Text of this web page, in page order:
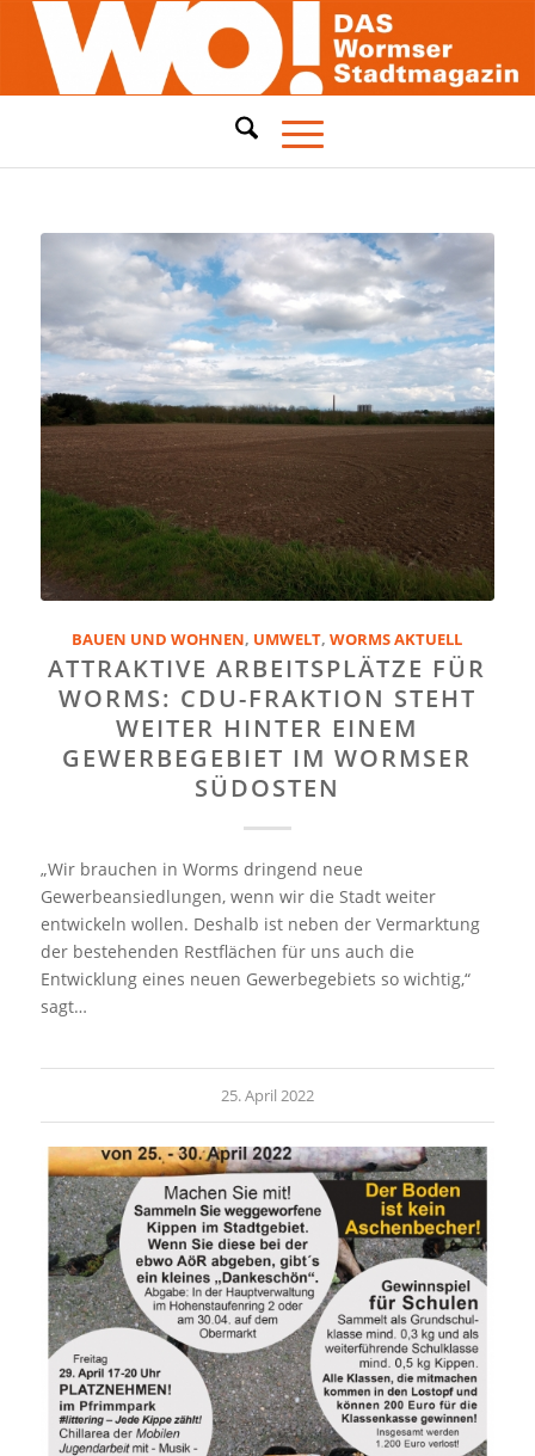
BAUEN UND WOHNEN, UMWELT,WORMS AKTUELL
ATTRAKTIVE ARBEITSPLÄTZE FÜR
WORMS: CDU-FRAKTION STEHT
WEITER HINTER EINEM
GEWERBEGEBIET IM WORMSER
SÜDOSTEN
„Wir brauchen in Worms dringend neue
Gewerbeansiedlungen, wenn wir die Stadt weiter
entwickeln wollen. Deshalb ist neben der Vermarktung
der bestehenden Restflächen für uns auch die
Entwicklung eines neuen Gewerbegebiets so wichtig,“
sagt…
25. April 2022